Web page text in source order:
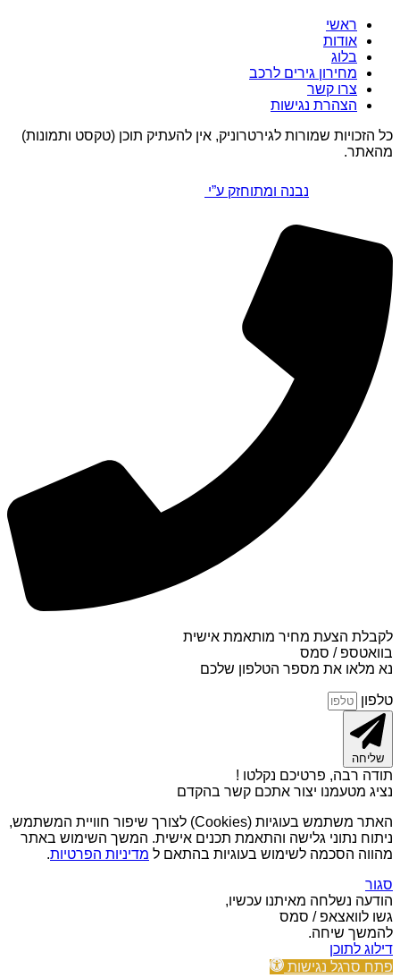
ראשי
אודות
בלוג
מחירון גירים לרכב
צרו קשר
הצהרת נגישות
כל הזכויות שמורות לגירטרוניק, אין להעתיק תוכן (טקסט ותמונות)
מהאתר.
נבנה ומתוחזק ע”י
לקבלת הצעת מחיר מותאמת אישית
בוואטספ / סמס
נא מלאו את מספר הטלפון שלכם
טלפון
שליחה
תודה רבה, פרטיכם נקלטו !
נציג מטעמנו יצור אתכם קשר בהקדם
האתר משתמש בעוגיות (Cookies) לצורך שיפור חוויית המשתמש,
ניתוח נתוני גלישה והתאמת תכנים אישית. המשך השימוש באתר
מהווה הסכמה לשימוש בעוגיות בהתאם ל מדיניות הפרטיות.
סגור
הודעה נשלחה מאיתנו עכשיו,
גשו לוואצאפ / סמס
להמשך שיחה.
דילוג לתוכן
פתח סרגל נגישות